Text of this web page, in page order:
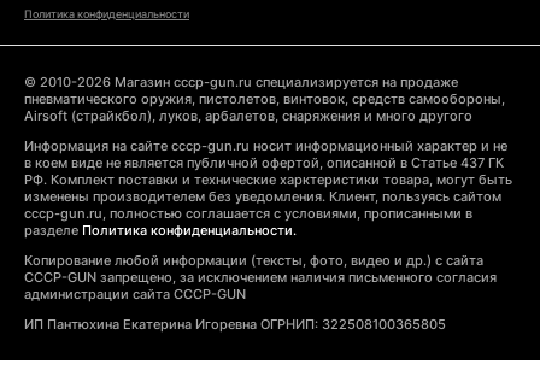
Политика конфиденциальности
© 2010-2026 Магазин cccp-gun.ru специализируется на продаже
пневматического оружия, пистолетов, винтовок, средств самообороны,
Airsoft (страйкбол), луков, арбалетов, снаряжения и много другого
Информация на сайте cccp-gun.ru носит информационный характер и не
в коем виде не является публичной офертой, описанной в Статье 437 ГК
РФ. Комплект поставки и технические харктеристики товара, могут быть
изменены производителем без уведомления. Клиент, пользуясь сайтом
cccp-gun.ru, полностью соглашается с условиями, прописанными в
разделе Политика конфиденциальности.
Копирование любой информации (тексты, фото, видео и др.) с сайта
CCCP-GUN запрещено, за исключением наличия письменного согласия
администрации сайта CCCP-GUN
ИП Пантюхина Екатерина Игоревна ОГРНИП: 322508100365805